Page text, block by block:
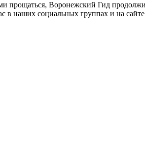
прощаться, Воронежский Гид
наших социальных группах и на